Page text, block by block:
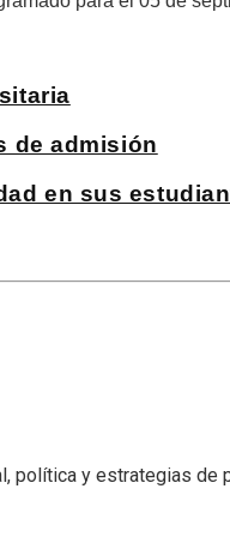
de admisión
en sus
política y estrategias de